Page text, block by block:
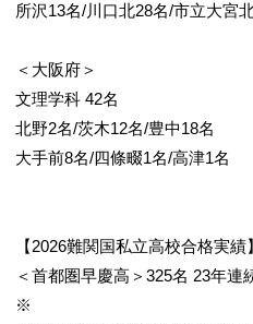
所沢13名/川口北28名/市立大宮
＜大阪府＞
文理学科 42名
北野2名/茨木12名/豊中18名
大手前8名/四條畷1名/高津1名
【2026難関国私立高校合格実績】
＜首都圏早慶高＞325名 23年
※